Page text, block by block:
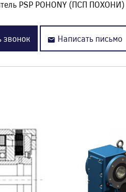
PSP POHONY (ПСП ПОХОНИ)
звонок Написать письмо